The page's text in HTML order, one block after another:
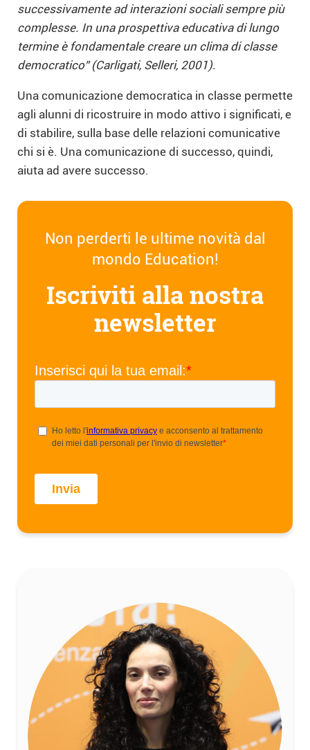
successivamente ad interazioni sociali sempre più
complesse. In una prospettiva educativa di lungo
termine è fondamentale creare un clima di classe
democratico” (Carligati, Selleri, 2001).
Una comunicazione democratica in classe permette
agli alunni di ricostruire in modo attivo i significati, e
di stabilire, sulla base delle relazioni comunicative
chi si è. Una comunicazione di successo, quindi,
aiuta ad avere successo.
Non perderti le ultime novità dal
mondo Education!
Iscriviti alla nostra
newsletter